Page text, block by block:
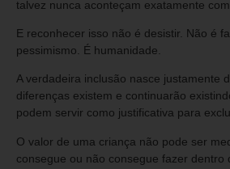
talvez nunca aconteçam exatamente
E reconhecer isso não é desistir. Não é
pessimismo. É humanidade.
A verdadeira inclusão nasce justamente
diferenças existem e continuarão
podem servir como justificativa para
O valor de uma criança não pode ser
consegue ou não consegue fazer dentro